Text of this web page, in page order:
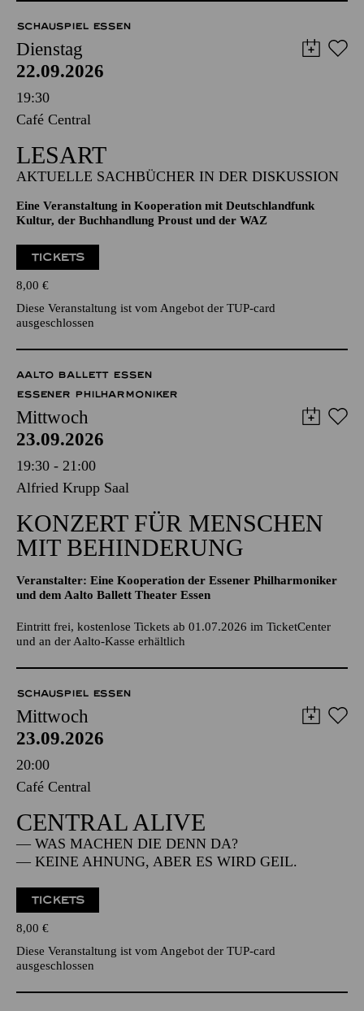
SCHAUSPIEL ESSEN
Dienstag
22.09.2026
19:30
Café Central
LESART
AKTUELLE SACHBÜCHER IN DER DISKUSSION
Eine Veranstaltung in Kooperation mit Deutschlandfunk
Kultur, der Buchhandlung Proust und der WAZ
TICKETS
8,00 €
Diese Veranstaltung ist vom Angebot der TUP-card
ausgeschlossen
AALTO BALLETT ESSEN
ESSENER PHILHARMONIKER
Mittwoch
23.09.2026
19:30 - 21:00
Alfried Krupp Saal
KONZERT FÜR MENSCHEN
MIT BEHINDERUNG
Veranstalter: Eine Kooperation der Essener Philharmoniker
und dem Aalto Ballett Theater Essen
Eintritt frei, kostenlose Tickets ab 01.07.2026 im TicketCenter
und an der Aalto-Kasse erhältlich
SCHAUSPIEL ESSEN
Mittwoch
23.09.2026
20:00
Café Central
CENTRAL ALIVE
— WAS MACHEN DIE DENN DA?
— KEINE AHNUNG, ABER ES WIRD GEIL.
TICKETS
8,00 €
Diese Veranstaltung ist vom Angebot der TUP-card
ausgeschlossen